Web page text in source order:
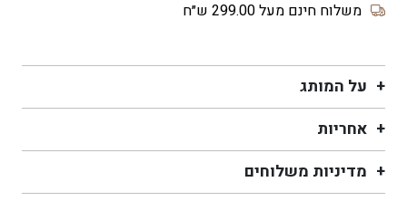
CALA
משלוח חינם מעל 299.00 ש״ח
על המותג
אחריות
מדיניות משלוחים